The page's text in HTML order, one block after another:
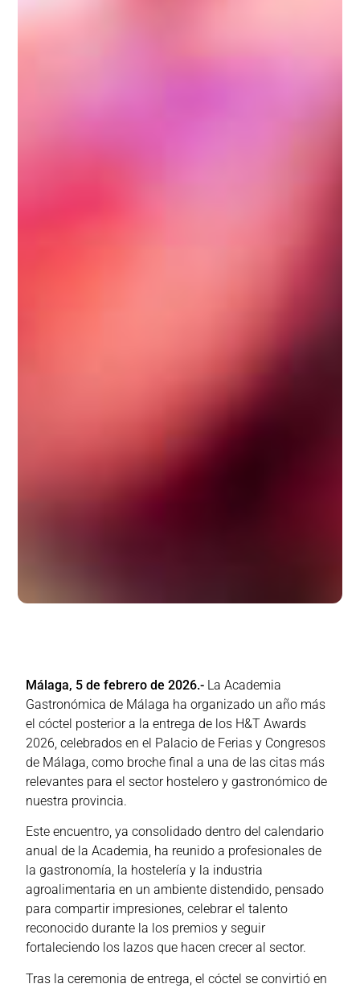
Málaga, 5 de febrero de 2026.- La Academia
Gastronómica de Málaga ha organizado un año más
el cóctel posterior a la entrega de los H&T Awards
2026, celebrados en el Palacio de Ferias y Congresos
de Málaga, como broche final a una de las citas más
relevantes para el sector hostelero y gastronómico de
nuestra provincia.
Este encuentro, ya consolidado dentro del calendario
anual de la Academia, ha reunido a profesionales de
la gastronomía, la hostelería y la industria
agroalimentaria en un ambiente distendido, pensado
para compartir impresiones, celebrar el talento
reconocido durante la los premios y seguir
fortaleciendo los lazos que hacen crecer al sector.
Tras la ceremonia de entrega, el cóctel se convirtió en